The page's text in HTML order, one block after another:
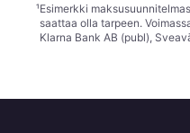
¹Esimerkki
saattaa olla tarpeen.
Klarna Bank AB (publ),